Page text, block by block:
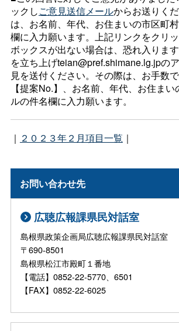
ックしご意見送信メールからお送りく
は、お名前、年代、お住まいの市区町
欄に入力願います。上記リンクをクリ
ボックスが出ない場合は、恐れ入りま
を立ち上げteian@pref.shimane.lg.jpの
見を送付ください。その際は、お手数
【提案No.】、お名前、年代、お住ま
ルの件名欄に入力願います。
｜ ２０２３年２月項目一覧 ｜
お問い合わせ先
広聴広報課県民対話室
島根県政策企画局広聴広報課県民対話室
〒690-8501
島根県松江市殿町１番地
【電話】0852-22-5770、6501
【FAX】0852-22-6025